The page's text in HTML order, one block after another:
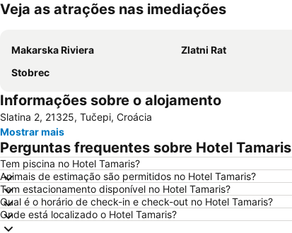
Veja as atrações nas imediações
Makarska Riviera Zlatni Rat
Stobrec
Informações sobre o alojamento
Slatina 2, 21325, Tučepi, Croácia
Mostrar mais
Perguntas frequentes sobre Hotel Tamaris
Tem piscina no Hotel Tamaris?
Animais de estimação são permitidos no Hotel Tamaris?
Tem estacionamento disponível no Hotel Tamaris?
Qual é o horário de check-in e check-out no Hotel Tamaris?
Onde está localizado o Hotel Tamaris?